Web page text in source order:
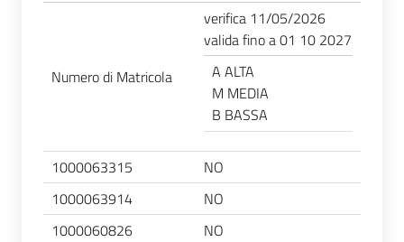
Numero di Matricola
verifica 11/05/2026
valida fino a 01 10 2027
A ALTA
M MEDIA
B BASSA
1000063315
NO
1000063914
NO
1000060826
NO